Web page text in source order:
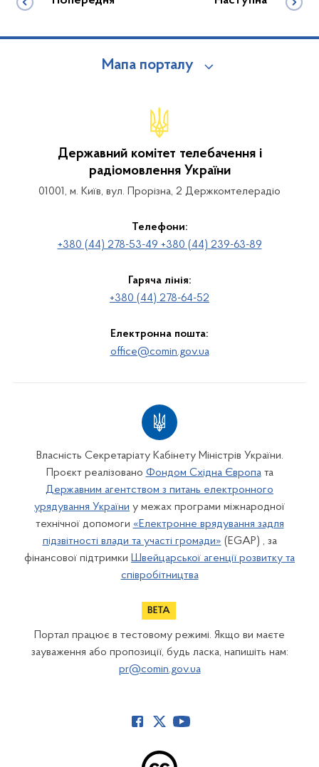
Мапа порталу
Державний комітет телебачення і
радіомовлення України
01001, м. Київ, вул. Прорізна, 2 Держкомтелерадіо
Телефони:
+380 (44) 278-53-49 +380 (44) 239-63-89
Гаряча лінія:
+380 (44) 278-64-52
Електронна пошта:
office@comin.gov.ua
Власність Секретаріату Кабінету Міністрів України.
Проєкт реалізовано Фондом Східна Європата
Державним агентством з питань електронного
урядування України у межах програми міжнародної
технічної допомоги «Електронне врядування задля
підзвітності влади та участі громади» (EGAP) , за
фінансової підтримки Швейцарської агенції розвитку та
співробітництва
Портал працює в тестовому режимі. Якщо ви маєте
зауваження або пропозиції, будь ласка, напишіть нам:
pr@comin.gov.ua